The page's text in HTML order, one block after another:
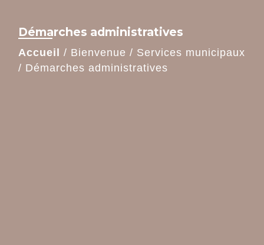
Démarches administratives
Accueil / Bienvenue / Services municipaux
/ Démarches administratives